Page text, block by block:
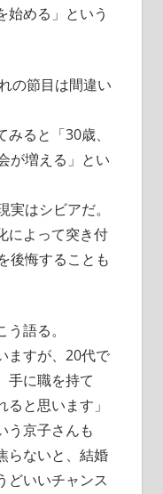
始める」という
の節目は間違い
ると「30歳、
が増える」とい
はシビアだ。
によって突き付
後悔することも
語る。
ますが、20代で
手に職を持て
と思います」
う京子さんも
らないと、結婚
どいいチャンス